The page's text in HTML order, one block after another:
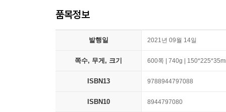
품목정보
발행일 2021년 09월 14일
쪽수, 무게, 크기 600쪽 | 740g |
ISBN13 9788944797088
ISBN10 8944797080